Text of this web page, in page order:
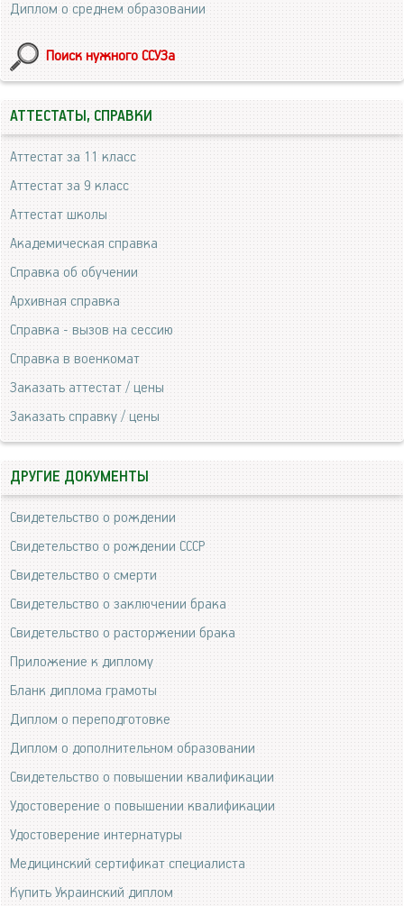
Диплом о среднем образовании
Поиск нужного ССУЗа
АТТЕСТАТЫ, СПРАВКИ
Аттестат за 11 класс
Аттестат за 9 класс
Аттестат школы
Академическая справка
Справка об обучении
Архивная справка
Справка - вызов на сессию
Справка в военкомат
Заказать аттестат / цены
Заказать справку / цены
ДРУГИЕ ДОКУМЕНТЫ
Свидетельство о рождении
Свидетельство о рождении СССР
Свидетельство о смерти
Свидетельство о заключении брака
Свидетельство о расторжении брака
Приложение к диплому
Бланк диплома грамоты
Диплом о переподготовке
Диплом о дополнительном образовании
Свидетельство о повышении квалификации
Удостоверение о повышении квалификации
Удостоверение интернатуры
Медицинский сертификат специалиста
Купить Украинский диплом